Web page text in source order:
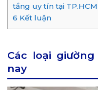
tầng uy tín tại TP.HCM
6 Kết luận
Các loại
nay